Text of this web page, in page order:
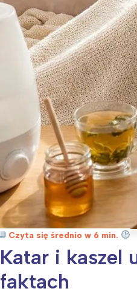
Czyta się średnio w 6 min.
Katar i kaszel
faktach